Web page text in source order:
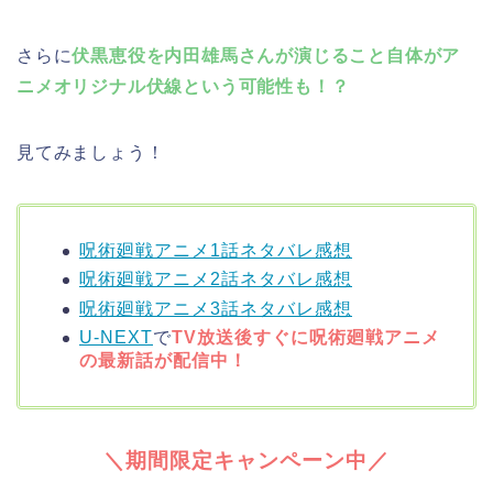
さらに伏黒恵役を内田雄馬さんが演じること自体がア
ニメオリジナル伏線という可能性も！？
見てみましょう！
呪術廻戦アニメ1話ネタバレ感想
呪術廻戦アニメ2話ネタバレ感想
呪術廻戦アニメ3話ネタバレ感想
U-NEXTでTV放送後すぐに呪術廻戦アニメ
の最新話が配信中！
＼期間限定キャンペーン中／